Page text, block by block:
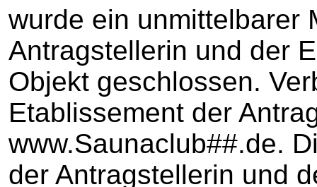
wurde ein unmittelbarer
Antragstellerin und der
Objekt geschlossen.
Etablissement der
www.Saunaclub##.de.
der Antragstellerin und